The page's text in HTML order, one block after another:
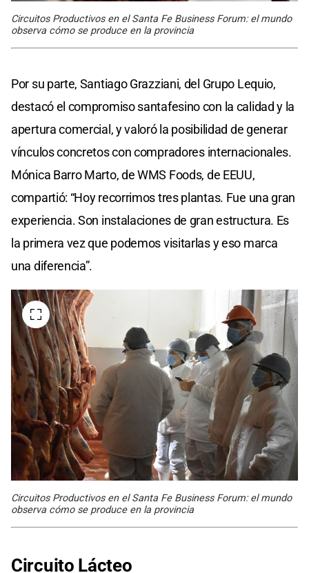
Circuitos Productivos en el Santa Fe Business Forum: el mundo
observa cómo se produce en la provincia
Por su parte, Santiago Grazziani, del Grupo Lequio,
destacó el compromiso santafesino con la calidad y la
apertura comercial, y valoró la posibilidad de generar
vínculos concretos con compradores internacionales.
Mónica Barro Marto, de WMS Foods, de EEUU,
compartió: “Hoy recorrimos tres plantas. Fue una gran
experiencia. Son instalaciones de gran estructura. Es
la primera vez que podemos visitarlas y eso marca
una diferencia”.
Circuitos Productivos en el Santa Fe Business Forum: el mundo
observa cómo se produce en la provincia
Circuito Lácteo